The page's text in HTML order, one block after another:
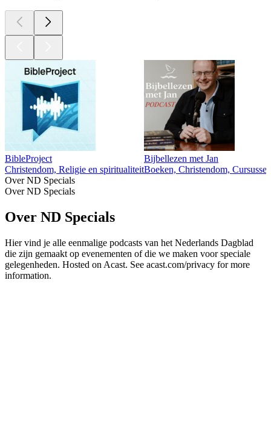
BibleProject
Christendom, Religie en spiritualiteit
Bijbellezen met Jan
Boeken, Christendom,
Over ND Specials
Over ND Specials
Over ND Specials
Hier vind je alle eenmalige podcasts van het Nederlands Dagblad
die zijn gemaakt op evenementen of die we maken voor speciale
gelegenheden. Hosted on Acast. See acast.com/privacy for more
information.